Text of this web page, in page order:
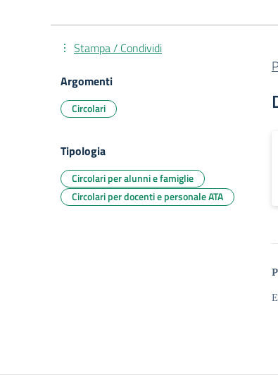
Stampa / Condividi
Argomenti
Circolari
Tipologia
Circolari per alunni e famiglie
Circolari per docenti e personale ATA